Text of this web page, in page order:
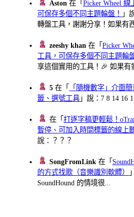
Aston 在「Picker Wheel 線
可保存多個不同主題輪盤！
」
轉盤工具，謝謝分享！如果有西
zeeshy khan 在「Picker
工具，可保存多個不同主題輪
享這個實用的工具！🎉 如果有
5 在「
「隨機數字」介面
籤、選號工具 」說：7 8 14 16
在「打逐字稿更輕鬆！
暫停、可加入時間標籤的線上
說：？？？
SongFromLink 在「
的方式找歌（音樂識別軟體）
SoundHound 的情境很...